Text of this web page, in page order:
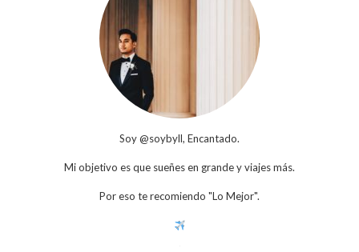
Soy @soybyll, Encantado.
Mi objetivo es que sueñes en grande y viajes más.
Por eso te recomiendo "Lo Mejor".